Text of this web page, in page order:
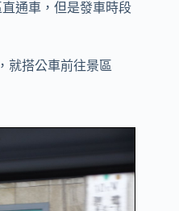
通車，但是發車時段
就搭公車前往景區